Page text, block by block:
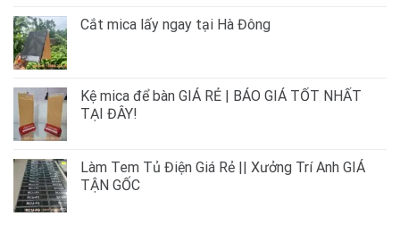
Cắt mica lấy ngay tại Hà Đông
Kệ mica để bàn GIÁ RẺ | BÁO GIÁ TỐT NHẤT
TẠI ĐÂY!
Làm Tem Tủ Điện Giá Rẻ || Xưởng Trí Anh GIÁ
TẬN GỐC